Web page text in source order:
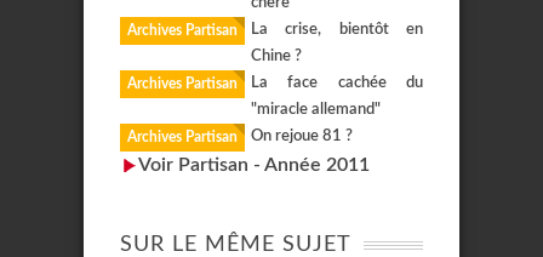
Archives Partisan
La crise, bientôt en
Chine ?
Archives Partisan
La face cachée du
"miracle allemand"
Archives Partisan On rejoue 81 ?
Voir Partisan - Année 2011
SUR LE MÊME SUJET